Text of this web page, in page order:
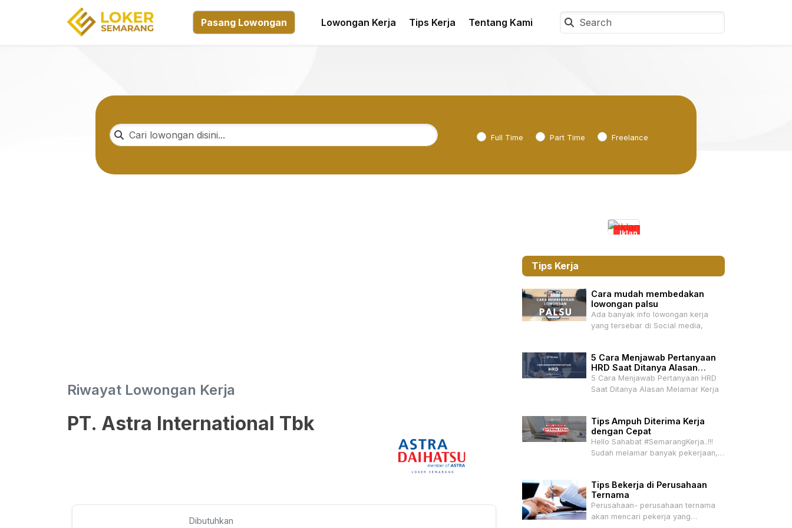
Pasang Lowongan Lowongan Kerja Tips Kerja Tentang Kami
Full Time Part Time Freelance
Riwayat Lowongan Kerja
PT. Astra International Tbk
Dibutuhkan
Iklan
Tips Kerja
Cara mudah membedakan
lowongan palsu
Ada banyak info lowongan kerja
yang tersebar di Social media,
5 Cara Menjawab Pertanyaan
HRD Saat Ditanya Alasan
Melamar Kerja
5 Cara Menjawab Pertanyaan HRD
Saat Ditanya Alasan Melamar Kerja
Tips Ampuh Diterima Kerja
dengan Cepat
Hello Sahabat #SemarangKerja..!!!
Sudah melamar banyak pekerjaan,
Tips Bekerja di Perusahaan
Ternama
Perusahaan- perusahaan ternama
akan mencari pekerja yang